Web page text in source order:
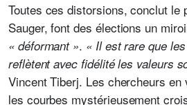
Toutes ces distorsions, conclut le
Sauger, font des élections un
« déformant ». « Il est rare que
reflètent avec fidélité les valeurs
Vincent Tiberj. Les chercheurs en
les courbes mystérieusement